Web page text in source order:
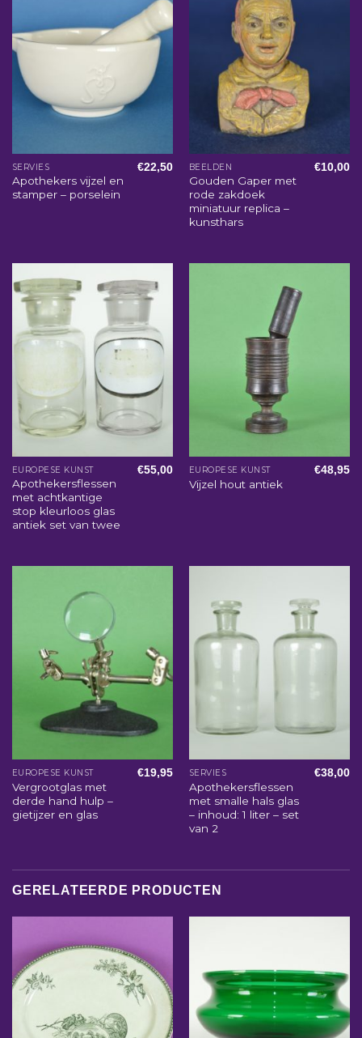
SERVIES
Apothekers vijzel en
stamper – porselein
€22,50 BEELDEN
Gouden Gaper met
rode zakdoek
miniatuur replica –
kunsthars
€10,00
EUROPESE KUNST
Apothekersflessen
met achtkantige
stop kleurloos glas
antiek set van twee
€55,00 EUROPESE KUNST
Vijzel hout antiek
€48,95
EUROPESE KUNST
Vergrootglas met
derde hand hulp –
gietijzer en glas
€19,95 SERVIES
Apothekersflessen
met smalle hals glas
– inhoud: 1 liter – set
van 2
€38,00
GERELATEERDE PRODUCTEN